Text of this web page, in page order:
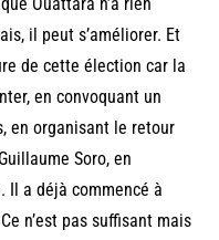
il peut s’améliorer. Et
de cette élection car la
en convoquant un
en organisant le retour
Soro, en
Il a déjà commencé à
n’est pas suffisant mais